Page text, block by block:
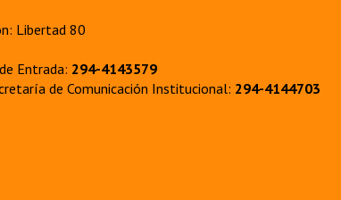
Libertad 80
Entrada: 294-4143579
de Comunicación Institucional: 294-4144703